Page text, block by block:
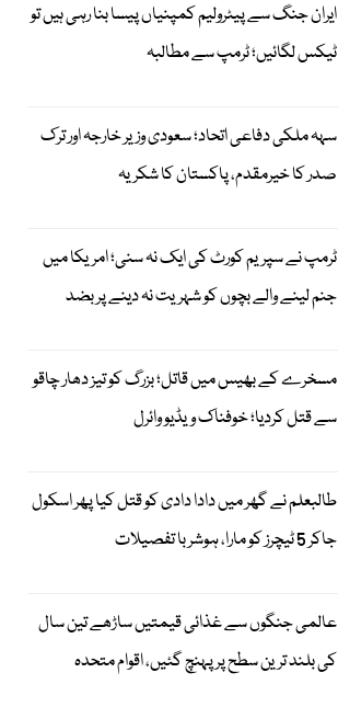
ایران جنگ سے پیٹرولیم کمپنیاں پیسا بنا رہی ہیں تو
ٹیکس لگائیں؛ ٹرمپ سے مطالبہ
سہہ ملکی دفاعی اتحاد؛ سعودی وزیر خارجہ اور ترک
صدر کا خیرمقدم، پاکستان کا شکریہ
ٹرمپ نے سپریم کورٹ کی ایک نہ سنی؛ امریکا میں
جنم لینے والے بچوں کو شہریت نہ دینے پر بضد
مسخرے کے بھیس میں قاتل؛ بزرگ کو تیز دھار چاقو
سے قتل کردیا؛ خوفناک ویڈیو وائرل
طالبعلم نے گھر میں دادا دادی کو قتل کیا پھر اسکول
جاکر 5 ٹیچرز کو مارا، ہوشربا تفصیلات
عالمی جنگوں سے غذائی قیمتیں ساڑھے تین سال
کی بلند ترین سطح پر پہنچ گئیں، اقوام متحدہ